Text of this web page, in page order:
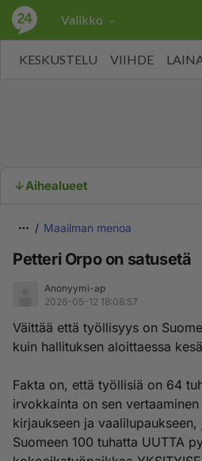
Valikko
KESKUSTELU VIIHDE
Aihealueet
Maailman menoa
Petteri Orpo on satusetä
Anonyymi-ap
2026-05-12 18:08:57
Väittää että työllisyys on
kuin hallituksen aloittaessa
Fakta on, että työllisiä on 64
irvokkainta on sen
kirjaukseen ja
Suomeen 100 tuhatta UUTTA